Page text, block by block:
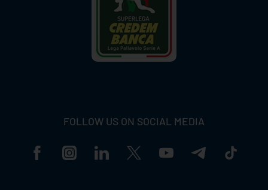
FOLLOW US ON SOCIAL MEDIA